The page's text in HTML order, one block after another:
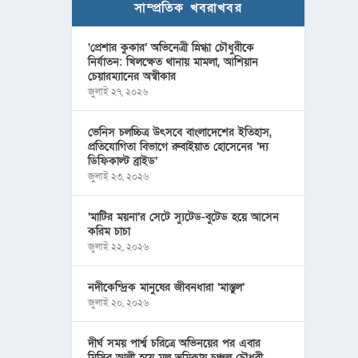
সাম্প্রতিক খবরাখবর
‘প্রেশার কুকার’ অভিনেত্রী স্নিগ্ধা চৌধুরীকে
নির্যাতন: খিলক্ষেত থানায় মামলা, আশিয়ান
চেয়ারম্যানের অস্বীকার
জুলাই ২৭, ২০২৬
ভেনিস চলচ্চিত্র উৎসবে বাংলাদেশের ইতিহাস,
প্রতিযোগিতা বিভাগে রুবাইয়াত হোসেনের ‘দ্য
ডিফিকাল্ট ব্রাইড’
জুলাই ২৩, ২০২৬
‘মাটির ময়না’র সেটে স্যুটেড-বুটেড হয়ে আসেন
করিম চাচা
জুলাই ২২, ২০২৬
নদীকেন্দ্রিক মানুষের জীবনধারা ‘মাস্তুল’
জুলাই ২০, ২০২৬
দীর্ঘ সময় পার্শ্ব চরিত্রে অভিনয়ের পর এবার